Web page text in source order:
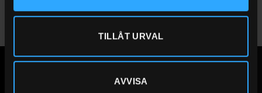
TILLÅT URVAL
AVVISA